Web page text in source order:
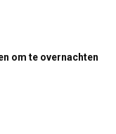
om te overnachten